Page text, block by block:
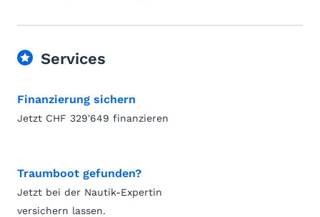
Services
Finanzierung sichern
Jetzt CHF 329'649 finanzieren
Traumboot gefunden?
Jetzt bei der Nautik-Expertin
versichern lassen.